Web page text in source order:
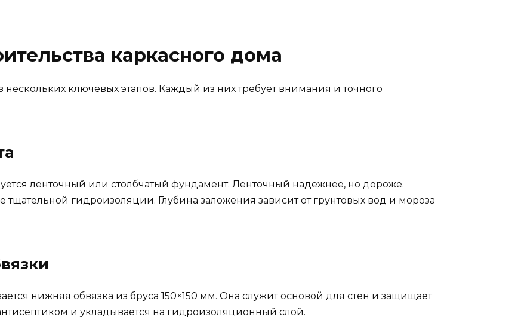
каркасного дома
нескольких ключевых этапов. Каждый из них требует внимания и точного
ленточный или столбчатый фундамент. Ленточный надежнее, но дороже.
тщательной гидроизоляции. Глубина заложения зависит от грунтовых вод и мороза
нижняя обвязка из бруса 150×150 мм. Она служит основой для стен и защищает
и укладывается на гидроизоляционный слой.